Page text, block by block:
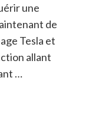
une
de
Tesla et
allant
…